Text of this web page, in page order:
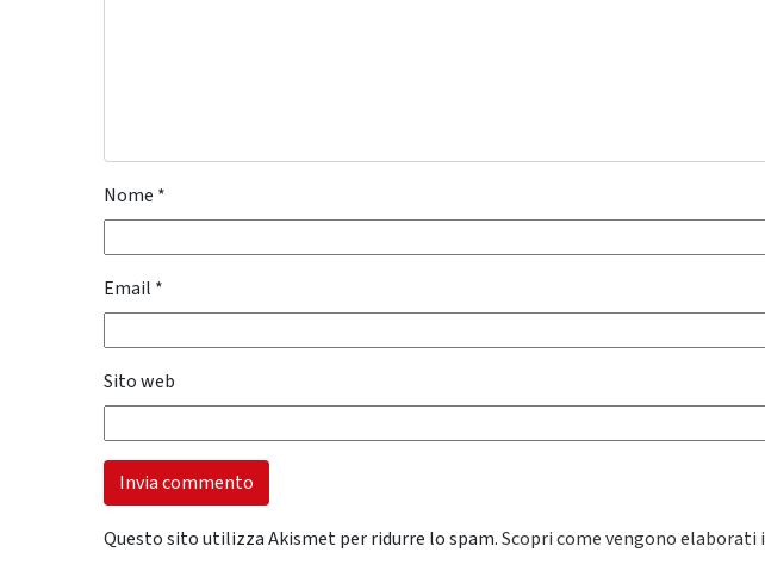
Nome *
Email *
Sito web
Questo sito utilizza Akismet per ridurre lo spam.Scopri come vengono